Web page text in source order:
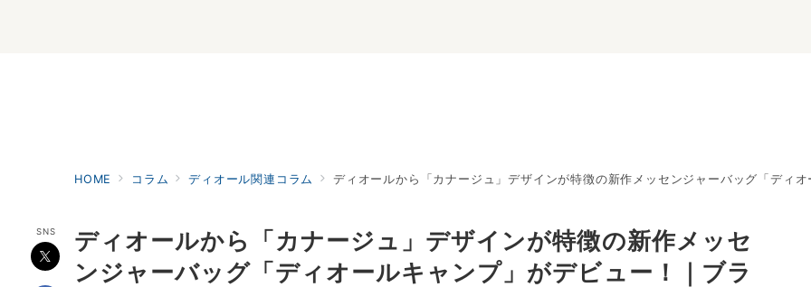
HOME コラム ディオール関連コラム ディオールから「カナージュ」デザインが特徴の新作メッセンジャーバッグ「ディ
SNS
ディオールから「カナージュ」デザインが特徴の新作メッセ
ンジャーバッグ「ディオールキャンプ」がデビュー！｜ブラ